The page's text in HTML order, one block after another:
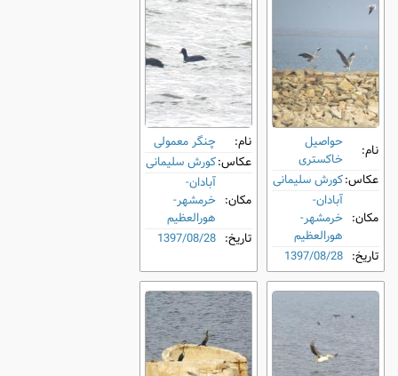
نام:
حواصیل
خاکستری
عکاس:کورش سلیمانی
مکان:
آبادان-
خرمشهر-
هورالعظیم
تاریخ: 1397/08/28
نام:
چنگر معمولی
عکاس:کورش سلیمانی
مکان:
آبادان-
خرمشهر-
هورالعظیم
تاریخ: 1397/08/28